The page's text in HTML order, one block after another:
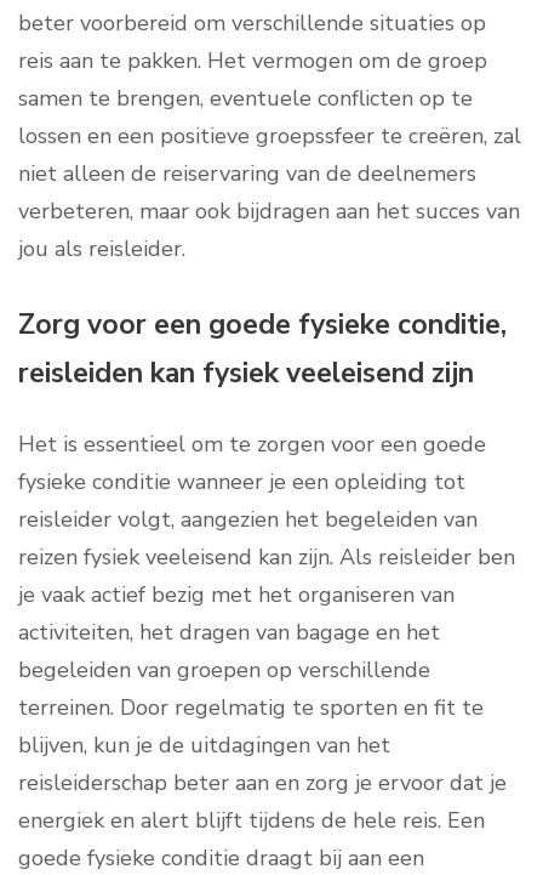
beter voorbereid om verschillende situaties op
reis aan te pakken. Het vermogen om de groep
samen te brengen, eventuele conflicten op te
lossen en een positieve groepssfeer te creëren, zal
niet alleen de reiservaring van de deelnemers
verbeteren, maar ook bijdragen aan het succes van
jou als reisleider.
Zorg voor een goede fysieke conditie,
reisleiden kan fysiek veeleisend zijn
Het is essentieel om te zorgen voor een goede
fysieke conditie wanneer je een opleiding tot
reisleider volgt, aangezien het begeleiden van
reizen fysiek veeleisend kan zijn. Als reisleider ben
je vaak actief bezig met het organiseren van
activiteiten, het dragen van bagage en het
begeleiden van groepen op verschillende
terreinen. Door regelmatig te sporten en fit te
blijven, kun je de uitdagingen van het
reisleiderschap beter aan en zorg je ervoor dat je
energiek en alert blijft tijdens de hele reis. Een
goede fysieke conditie draagt bij aan een